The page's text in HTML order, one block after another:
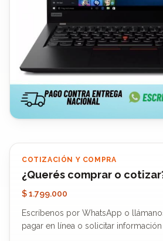
COTIZACIÓN Y COMPRA
¿Querés comprar o
$ 1.799.000
Escríbenos por WhatsApp o
pagar en línea o solicitar